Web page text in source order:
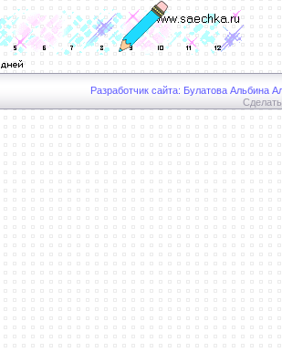
Разработчик сайта: Булатова Альбина